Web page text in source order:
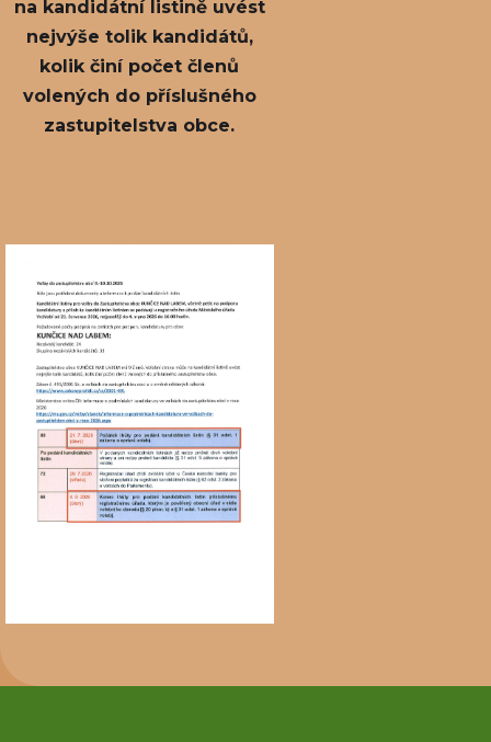
na kandidátní listině uvést
nejvýše tolik kandidátů,
kolik činí počet členů
volených do příslušného
zastupitelstva obce.